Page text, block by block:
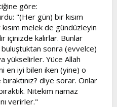
göre:
"(Her gün) bir kısım
melek de gündüzleyin
içinizde kalırlar. Bunlar
buluştuktan sonra (evvelce)
yükselirler. Yüce Allah
en iyi bilen iken (yine) o
diye sorar. Onlar
Nitekim namaz
verirler."